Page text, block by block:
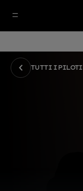
TUTTI I PILOTI